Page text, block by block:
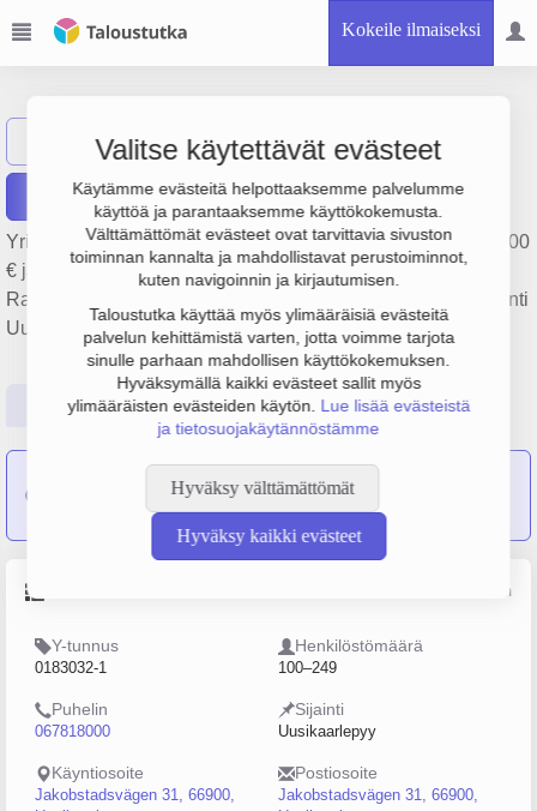
Kokeile ilmaiseksi
Valitse käytettävät evästeet
Käytämme evästeitä helpottaaksemme palvelumme
käyttöä ja parantaaksemme käyttökokemusta.
Välttämättömät evästeet ovat tarvittavia sivuston
toiminnan kannalta ja mahdollistavat perustoiminnot,
kuten navigoinnin ja kirjautumisen.
Taloustutka käyttää myös ylimääräisiä evästeitä
palvelun kehittämistä varten, jotta voimme tarjota
sinulle parhaan mahdollisen käyttökokemuksen.
Hyväksymällä kaikki evästeet sallit myös
ylimääräisten evästeiden käytön. Lue lisää evästeistä
ja tietosuojakäytännöstämme
Hyväksy välttämättömät
Hyväksy kaikki evästeet
Näytä haku Oy Prevex Ab
Raportit
Yrityksen Oy Prevex Ab liikevaihto on 39 milj. €, tulos 923 000
€ ja henkilöstömäärä 179. Sen päätoimiala on
Rakennusmuovien valmistus, perustamisvuosi 1978 ja sijainti
Uusikaarlepyy. Yrityksen yhtiömuoto Osakeyhtiö (OY).
Perustiedot Tilinpäätösluvut Päättäjätiedot
Nykarleby Monteringstjänst Abon sulautunut yritykseen
Oy Prevex Ab
Lähde: YTJ, PRH, Traficom
Y-tunnus
0183032-1
Henkilöstömäärä
100–249
Puhelin
067818000
Sijainti
Uusikaarlepyy
Käyntiosoite
Jakobstadsvägen 31, 66900,
Postiosoite
Jakobstadsvägen 31, 66900,